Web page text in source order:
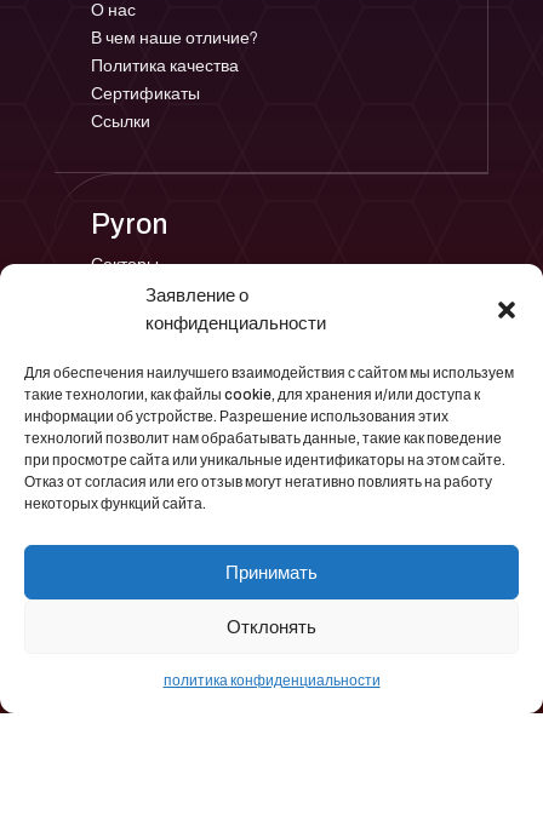
Заявление о
конфиденциальности
Для обеспечения наилучшего взаимодействия с сайтом мы используем
такие технологии, как файлы cookie, для хранения и/или доступа к
информации об устройстве. Разрешение использования этих
технологий позволит нам обрабатывать данные, такие как поведение
при просмотре сайта или уникальные идентификаторы на этом сайте.
Отказ от согласия или его отзыв могут негативно повлиять на работу
некоторых функций сайта.
Принимать
Отклонять
политика конфиденциальности
О нас
В чем наше отличие?
Политика качества
Сертификаты
Ссылки
Pyron
Секторы
Проекты
Контакты
→ pyron@pyronmuhendislik.com
Merkezefendi, Denizli, Türkiye
+90258 264 70 77